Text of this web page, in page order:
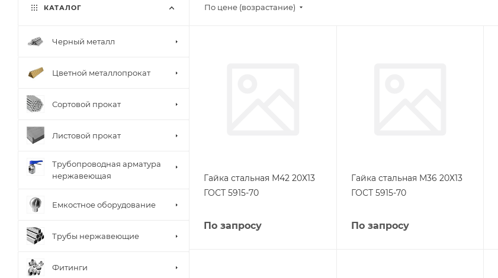
По цене (возрастание)
Гайка стальная М42 20Х13
ГОСТ 5915-70
По запросу
Гайка стальная М36 20Х13
ГОСТ 5915-70
По запросу
КАТАЛОГ
Черный металл
Цветной металлопрокат
Сортовой прокат
Листовой прокат
Трубопроводная арматура
нержавеющая
Емкостное оборудование
Трубы нержавеющие
Фитинги